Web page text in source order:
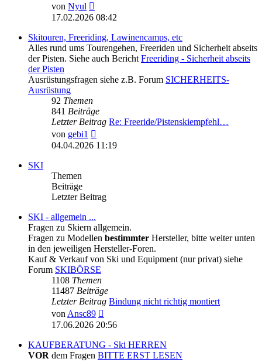
von Nyul
Beitrag
17.02.2026 08:42
Skitouren, Freeriding, Lawinencamps, etc
Alles rund ums Tourengehen, Freeriden und Sicherheit abseits
der Pisten. Siehe auch BerichtFreeriding - Sicherheit abseits
der Pisten
Ausrüstungsfragen siehe z.B. Forum SICHERHEITS-
Ausrüstung
92 Themen
841 Beiträge
Letzter Beitrag Re: Freeride/Pistenskiempfehl…
von gebi1
Beitrag
04.04.2026 11:19
SKI
Themen
Beiträge
Letzter Beitrag
SKI - allgemein ...
Fragen zu Skiern allgemein.
Fragen zu Modellen bestimmter Hersteller, bitte weiter unten
in den jeweiligen Hersteller-Foren.
Kauf & Verkauf von Ski und Equipment (nur privat) siehe
Forum SKIBÖRSE
1108 Themen
11487 Beiträge
Letzter Beitrag Bindung nicht richtig montiert
vonAnsc89
Beitrag
17.06.2026 20:56
KAUFBERATUNG - Ski HERREN
VOR dem Fragen BITTE ERST LESEN